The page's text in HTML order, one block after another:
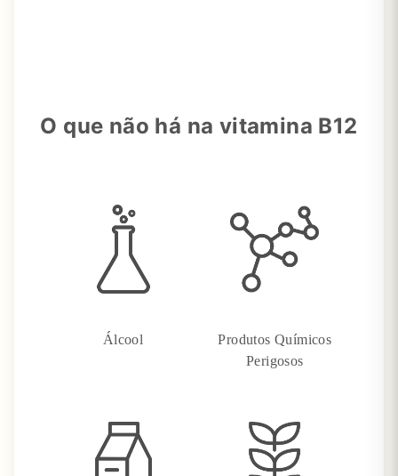
O que não há na vitamina B12
Álcool
Produtos Químicos
Perigosos